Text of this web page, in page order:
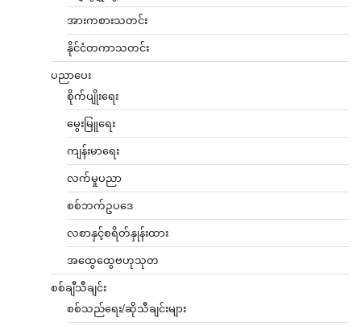
အားကစားသတင်း
နိုင်ငံတကာသတင်း
ပညာပေး
စိုက်ပျိုးရေး
မွေးမြူရေး
ကျန်းမာရေး
လက်မှုပညာ
စစ်ဘက်ဥပဒေ
လစာနှင့်စရိတ်နှုန်းထား
အထွေထွေဗဟုသုတ
စစ်ချီသီချင်း
စစ်သည်ရေး/ဆိုသီချင်းများ